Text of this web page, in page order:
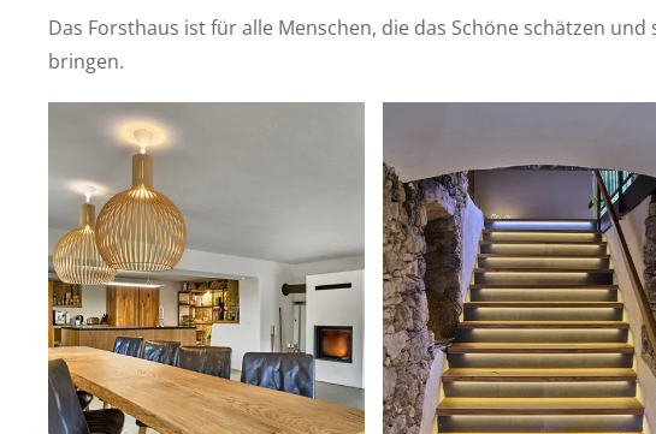
Das Forsthaus ist für alle Menschen, die das Schöne schätzen
bringen.